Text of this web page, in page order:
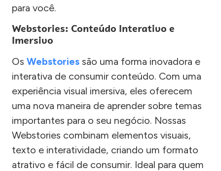
para você.
Webstories: Conteúdo Interativo e
Imersivo
Os Webstories são uma forma inovadora e
interativa de consumir conteúdo. Com uma
experiência visual imersiva, eles oferecem
uma nova maneira de aprender sobre temas
importantes para o seu negócio. Nossas
Webstories combinam elementos visuais,
texto e interatividade, criando um formato
atrativo e fácil de consumir. Ideal para quem